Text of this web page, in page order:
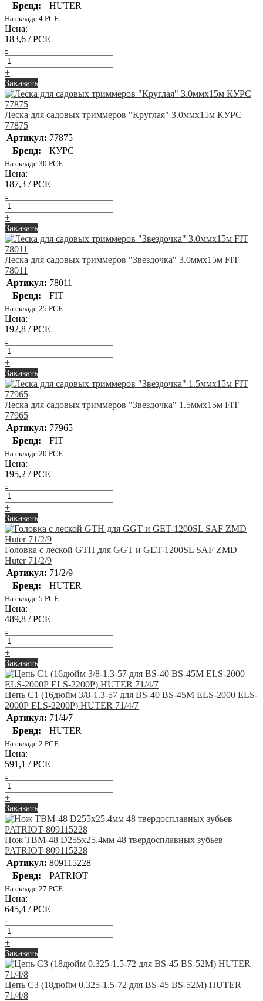
Бренд:
HUTER
На складе 4 PCE
Цена:
183,6 / PCE
-
+
Заказать
Леска для садовых триммеров "Круглая" 3.0ммх15м КУРС
77875
Артикул: 77875
Бренд:
КУРС
На складе 30 PCE
Цена:
187,3 / PCE
-
+
Заказать
Леска для садовых триммеров "Звездочка" 3.0ммх15м FIT
78011
Артикул: 78011
Бренд:
FIT
На складе 25 PCE
Цена:
192,8 / PCE
-
+
Заказать
Леска для садовых триммеров "Звездочка" 1.5ммх15м FIT
77965
Артикул: 77965
Бренд:
FIT
На складе 20 PCE
Цена:
195,2 / PCE
-
+
Заказать
Головка с леской GTH для GGT и GET-1200SL SAF ZMD
Huter 71/2/9
Артикул: 71/2/9
Бренд:
HUTER
На складе 5 PCE
Цена:
489,8 / PCE
-
+
Заказать
Цепь C1 (16дюйм 3/8-1.3-57 для BS-40 BS-45M ELS-2000 ELS-
2000Р ELS-2200Р) HUTER 71/4/7
Артикул: 71/4/7
Бренд:
HUTER
На складе 2 PCE
Цена:
591,1 / PCE
-
+
Заказать
Нож TBM-48 D255х25.4мм 48 твердосплавных зубьев
PATRIOT 809115228
Артикул: 809115228
Бренд:
PATRIOT
На складе 27 PCE
Цена:
645,4 / PCE
-
+
Заказать
Цепь C3 (18дюйм 0.325-1.5-72 для BS-45 BS-52M) HUTER
71/4/8